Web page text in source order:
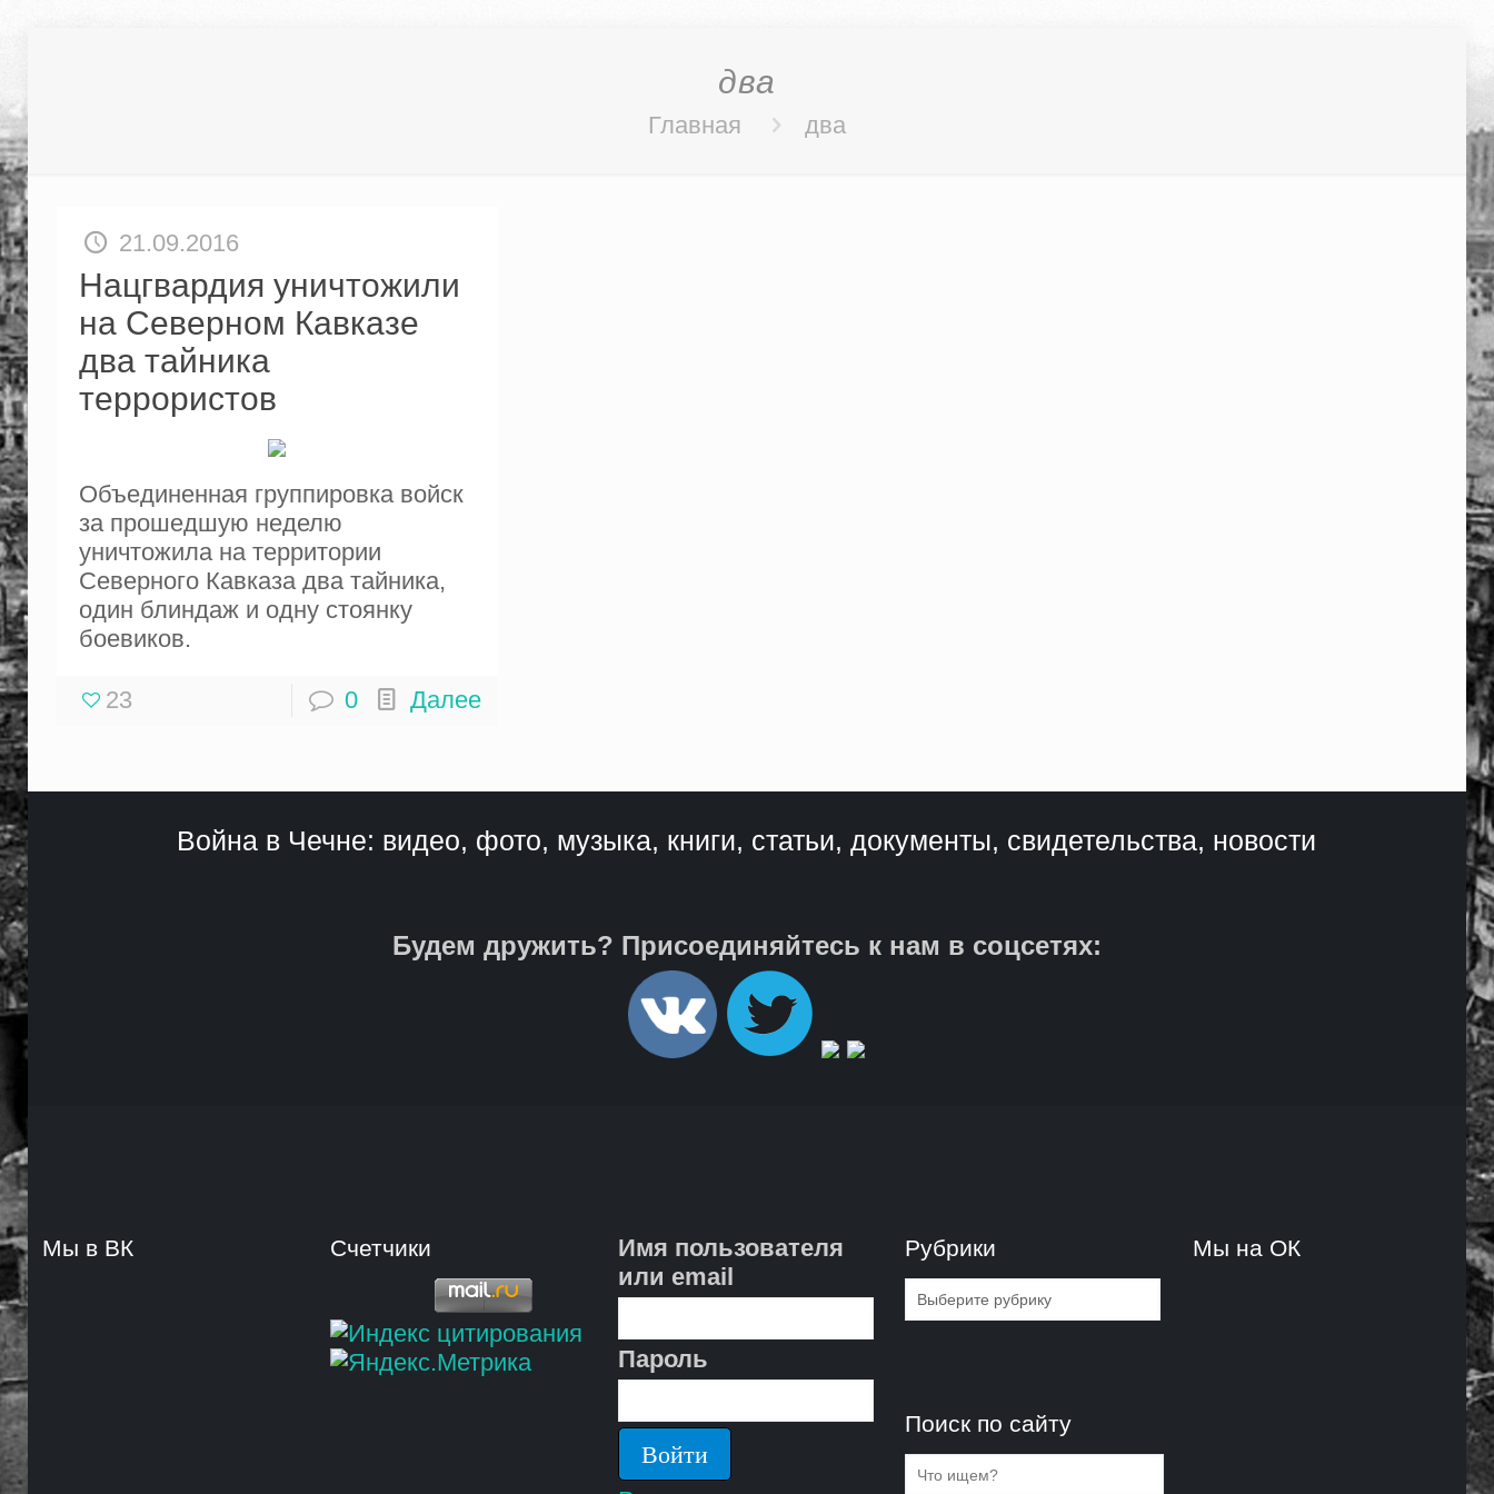
два
Главная два
21.09.2016
Нацгвардия уничтожили
на Северном Кавказе
два тайника
террористов
Объединенная группировка войск
за прошедшую неделю
уничтожила на территории
Северного Кавказа два тайника,
один блиндаж и одну стоянку
боевиков.
23 0 Далее
Война в Чечне: видео, фото, музыка, книги, статьи, документы, свидетельства, новости
Будем дружить? Присоединяйтесь к нам в соцсетях:
Мы в ВК Счетчики
Имя пользователя
или email
Пароль
Рубрики
Рубрики
Поиск по сайту
Мы на ОК